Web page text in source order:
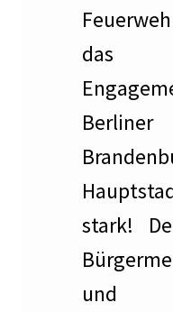
Protokolle der
Zielsetzung
Die Künstlerkolonie
…in der historischen
Die Architektur der
Führungen durch
das
stark!